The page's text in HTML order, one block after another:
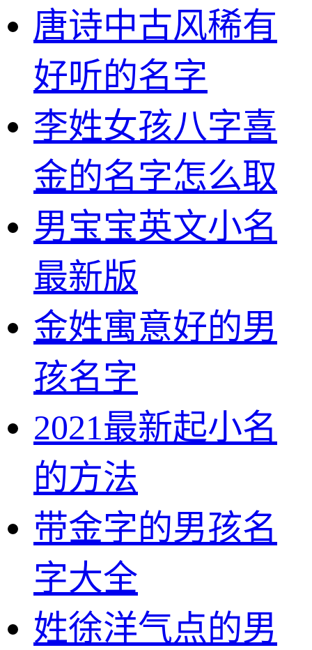
唐诗中古风稀有
好听的名字
李姓女孩八字喜
金的名字怎么取
男宝宝英文小名
最新版
金姓寓意好的男
孩名字
2021最新起小名
的方法
带金字的男孩名
字大全
姓徐洋气点的男